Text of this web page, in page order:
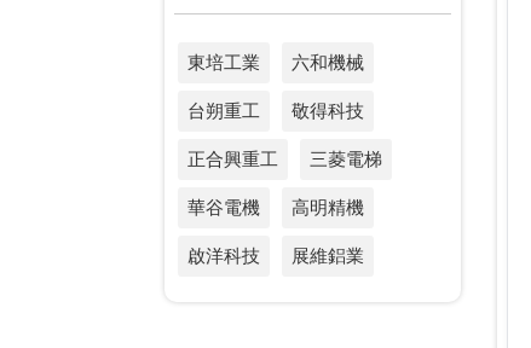
東培工業 六和機械
台朔重工 敬得科技
正合興重工 三菱電梯
華谷電機 高明精機
啟洋科技 展維鋁業